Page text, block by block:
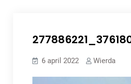
6 april 2022 Wierda